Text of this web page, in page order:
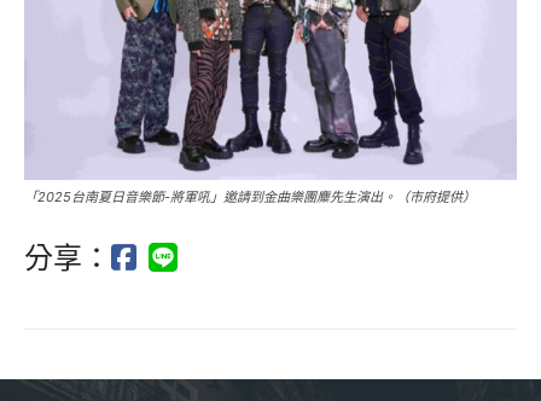
「2025台南夏日音樂節-將軍吼」邀請到金曲樂團麋先生演出。（市府提供）
分享：